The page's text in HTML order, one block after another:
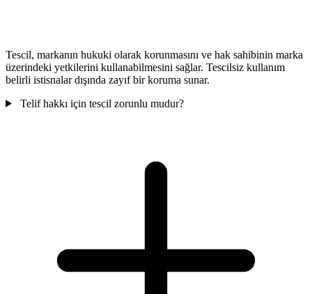
Tescil, markanın hukuki olarak korunmasını ve hak sahibinin marka
üzerindeki yetkilerini kullanabilmesini sağlar. Tescilsiz kullanım
belirli istisnalar dışında zayıf bir koruma sunar.
Telif hakkı için tescil zorunlu mudur?